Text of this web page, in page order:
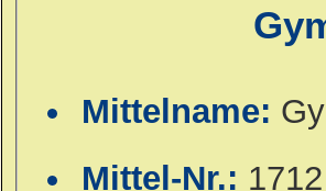
Mittelname:
Mittel-Nr.: 1712